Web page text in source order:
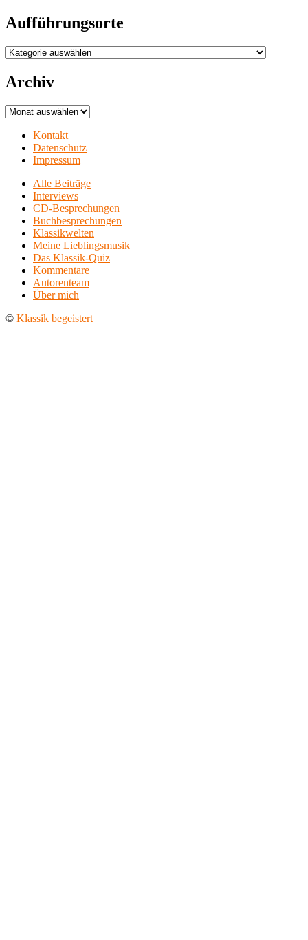
Aufführungsorte
Aufführungsorte
Archiv
Archiv
Kontakt
Datenschutz
Impressum
Alle Beiträge
Interviews
CD-Besprechungen
Buchbesprechungen
Klassikwelten
Meine Lieblingsmusik
Das Klassik-Quiz
Kommentare
Autorenteam
Über mich
© Klassik begeistert